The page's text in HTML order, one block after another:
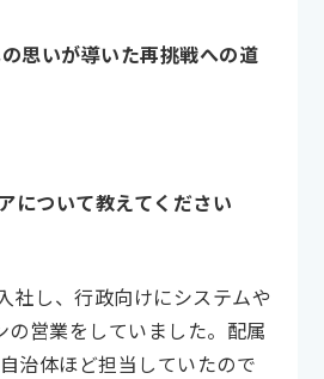
思いが導いた再挑戦への道
について教えてください
社し、行政向けにシステムや
の営業をしていました。配属
治体ほど担当していたので